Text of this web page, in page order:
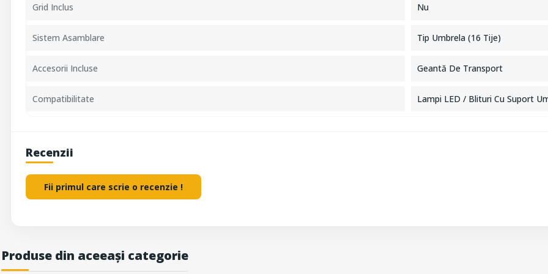
Grid Inclus Nu
Sistem Asamblare Tip Umbrela (16 Tije)
Accesorii Incluse Geantă De Transport
Compatibilitate Lampi LED / Blituri Cu Suport
Recenzii
Fii primul care scrie o recenzie !
Produse din aceeași categorie